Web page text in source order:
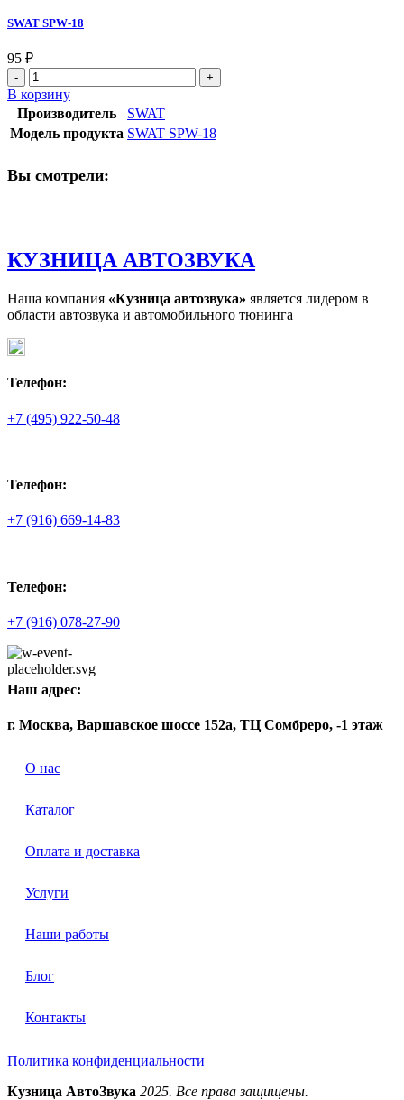
SWAT SPW-18
95 ₽
Количество
товара
SWAT
SPW-
18
В корзину
Производитель
SWAT
Модель продукта SWAT SPW-18
Вы смотрели:
КУЗНИЦА АВТОЗВУКА
Наша компания «Кузница автозвука» является лидером в
области автозвука и автомобильного тюнинга
Телефон:
+7 (495) 922-50-48
Телефон:
+7 (916) 669-14-83
Телефон:
+7 (916) 078-27-90
Наш адрес:
г. Москва, Варшавское шоссе 152а, ТЦ Сомбреро, -1 этаж
О нас
Каталог
Оплата и доставка
Услуги
Наши работы
Блог
Контакты
Политика конфиденциальности
Кузница АвтоЗвука 2025. Все права защищены.